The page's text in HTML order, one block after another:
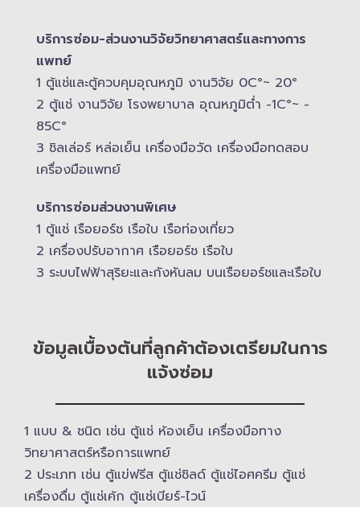
บริการซ่อม-​ส่วนงานวิจัยวิทยาศาสตร์และทางการ
แพทย์
1 ตู้แช่และตู้ควบคุม​อุณหภูมิ​ งานวิจัย 0C°~ 20°
2 ตู้แช่ งานวิจัย โรงพยาบาล อุณหภูมิ​ต่ำ -​1C°~ -​
85C°
3 ชิลเล่อร์ หล่อเย็น เครื่องมือวัด เครื่องมือทดสอบ
เครื่องมือแพทย์
บริการซ่อมส่วนงานพิเศษ
1 ตู้แช่ เรือยอร์ช เรือใบ เรือท่องเที่ยว
2 เครื่องปรับอากาศ เรือยอร์ช เรือใบ
3 ระบบไฟฟ้าสุริยะและกังหันลม บนเรือยอร์ช​และเรือใบ
ข้อมูลเบื้องต้นที่ลูกค้าต้องเตรียมในการ
แจ้งซ่อม
1 แบบ & ​ชนิด เช่น ตู้แช่ ห้องเย็น เครื่องมือทาง
วิทยาศาสตร์​หรือการแพทย์
2 ประเภท เช่น ตู้แข่ฟรีส ตู้แช่ชิลด์ ตู้แช่ไอศครีม ตู้แช่
เครื่องดื่ม ตู้แช่เค้ก ตู้แช่เบียร์-ไวน์